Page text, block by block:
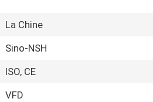
La Chine
Sino-NSH
ISO, CE
VFD